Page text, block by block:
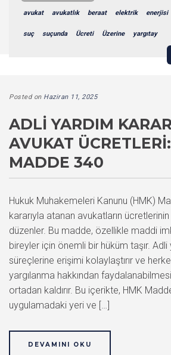
avukat avukatlık beraat elektrik enerjisi
suç suçunda Ücreti Üzerine yargıtay
Posted on Haziran 11, 2025
ADLI YARDIM
AVUKAT
MADDE 340
Hukuk Muhakemeleri Kanunu (HMK)
kararıyla atanan avukatların
düzenler. Bu madde, özellikle maddi
bireyler için önemli bir hüküm taşır. Adli
süreçlerine erişimi kolaylaştırır ve
yargılanma hakkından
ortadan kaldırır. Bu içerikte, HMK
uygulamadaki yeri ve […]
DEVAMINI OKU